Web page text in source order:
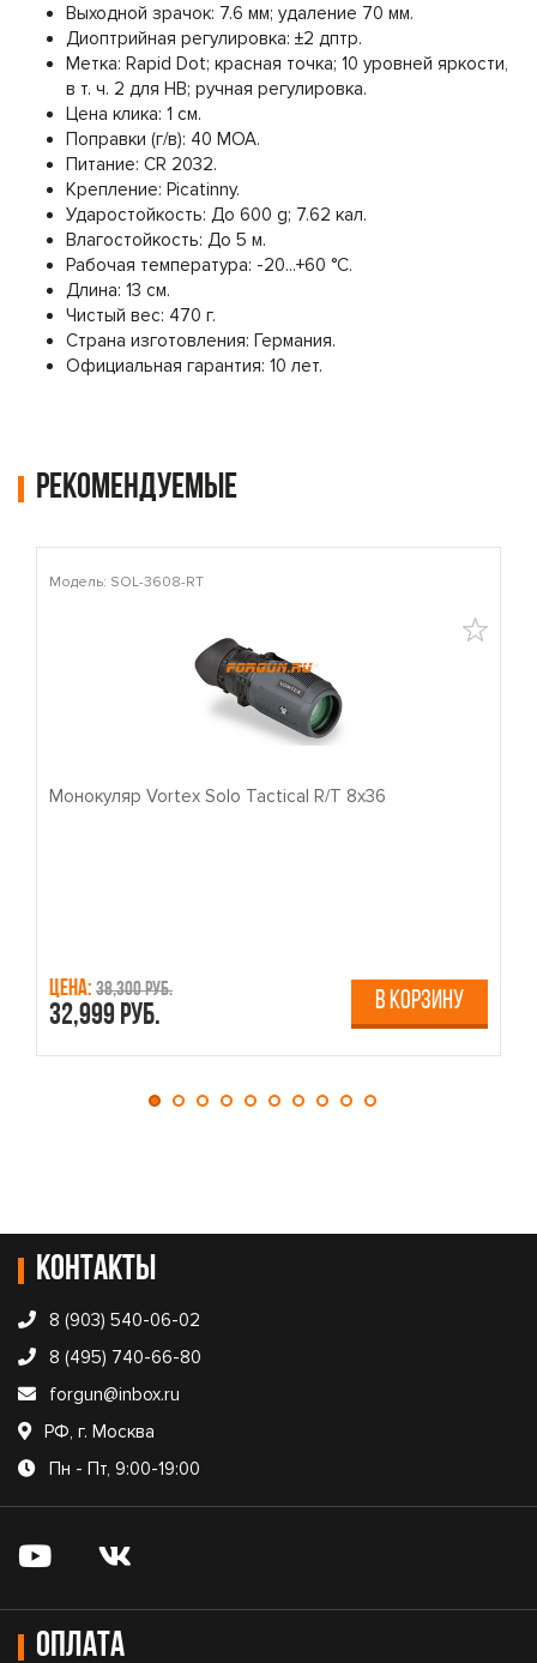
Выходной зрачок: 7.6 мм; удаление 70 мм.
Диоптрийная регулировка: ±2 дптр.
Метка: Rapid Dot; красная точка; 10 уровней яркости,
в т. ч. 2 для НВ; ручная регулировка.
Цена клика: 1 см.
Поправки (г/в): 40 MOA.
Питание: CR 2032.
Крепление: Picatinny.
Ударостойкость: До 600 g; 7.62 кал.
Влагостойкость: До 5 м.
Рабочая температура: -20...+60 °C.
Длина: 13 см.
Чистый вес: 470 г.
Страна изготовления: Германия.
Официальная гарантия: 10 лет.
Рекомендуемые
Модель: SOL-3608-RT
Монокуляр Vortex Solo Tactical R/T 8x36
Цена: 38,300 руб.
32,999 руб. В КОРЗИНУ
Контакты
8 (903) 540-06-02
8 (495) 740-66-80
forgun@inbox.ru
РФ, г. Москва
Пн - Пт, 9:00-19:00
Оплата